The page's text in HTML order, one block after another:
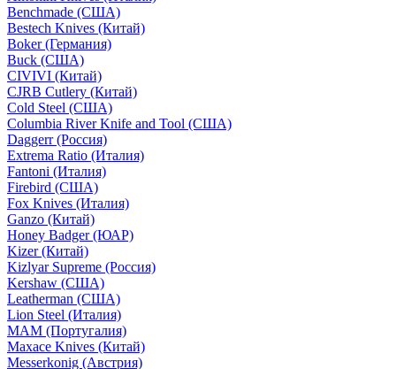
Benchmade (США)
Bestech Knives (Китай)
Boker (Германия)
Buck (США)
CIVIVI (Китай)
CJRB Cutlery (Китай)
Cold Steel (США)
Columbia River Knife and Tool (США)
Daggerr (Россия)
Extrema Ratio (Италия)
Fantoni (Италия)
Firebird (США)
Fox Knives (Италия)
Ganzo (Китай)
Honey Badger (ЮАР)
Kizer (Китай)
Kizlyar Supreme (Россия)
Kershaw (США)
Leatherman (США)
Lion Steel (Италия)
MAM (Португалия)
Maxace Knives (Китай)
Messerkonig (Австрия)